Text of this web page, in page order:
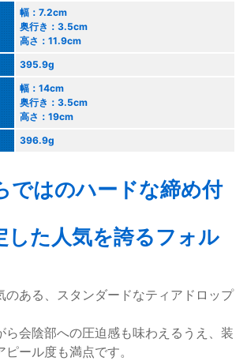
幅：7.2cm
奥行き：3.5cm
高さ：11.9cm
395.9g
幅：14cm
奥行き：3.5cm
高さ：19cm
396.9g
ではのハードな締め付
した人気を誇るフォル
のある、スタンダードなティアドロップ
ら会陰部への圧迫感も味わえるうえ、装
ール度も満点です。